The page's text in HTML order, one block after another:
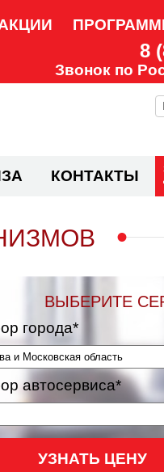
8
Звонок по
КОНТАКТЫ
ВЫБЕРИТЕ
города*
автосервиса*
УЗНАТЬ ЦЕНУ